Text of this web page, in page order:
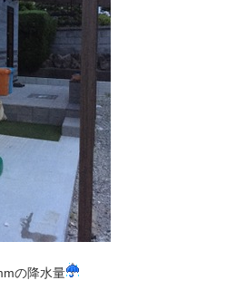
の降水量